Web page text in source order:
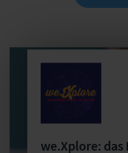
we.Xplore: das